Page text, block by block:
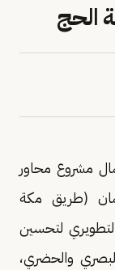
الحج
مشروع محاور
(طريق مكة
لتحسين
والحضري،